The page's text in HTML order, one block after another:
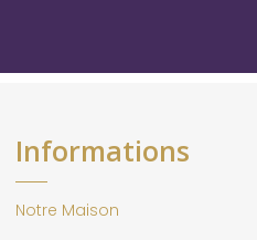
Informations
Notre Maison